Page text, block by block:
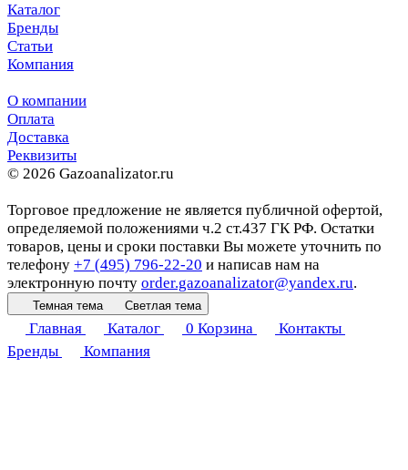
Каталог
Бренды
Статьи
Компания
О компании
Оплата
Доставка
Реквизиты
© 2026 Gazoanalizator.ru
Торговое предложение не является публичной офертой,
определяемой положениями ч.2 ст.437 ГК РФ. Остатки
товаров, цены и сроки поставки Вы можете уточнить по
телефону +7 (495) 796-22-20 и написав нам на
электронную почту order.gazoanalizator@yandex.ru.
Темная тема Светлая тема
Главная Каталог 0 Корзина
Контакты
Бренды
Компания